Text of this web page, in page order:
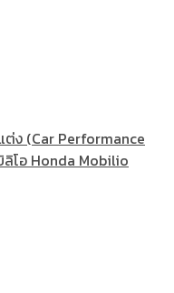
ต่ง (Car Performance
โอ Honda Mobilio